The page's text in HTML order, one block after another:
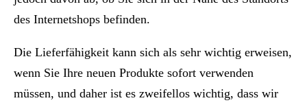
des Internetshops befinden.
Die Lieferfähigkeit kann sich als sehr wichtig erweisen,
wenn Sie Ihre neuen Produkte sofort verwenden
müssen, und daher ist es zweifellos wichtig, dass wir